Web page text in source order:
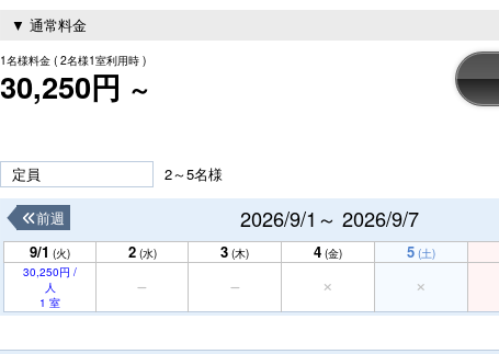
▼ 通常料金
1名様料金 ( 2名様1室利用時 )
30,250円 ～
定員
2～5名様
2026/9/1～ 2026/9/7
前週
9/1 (火) 2 (水) 3 (木) 4 (金) 5 (土)
30,250円 /
人
1 室